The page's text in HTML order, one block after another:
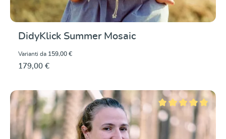
DidyKlick Summer Mosaic
Varianti da 159,00 €
179,00 €
Valutazione media di